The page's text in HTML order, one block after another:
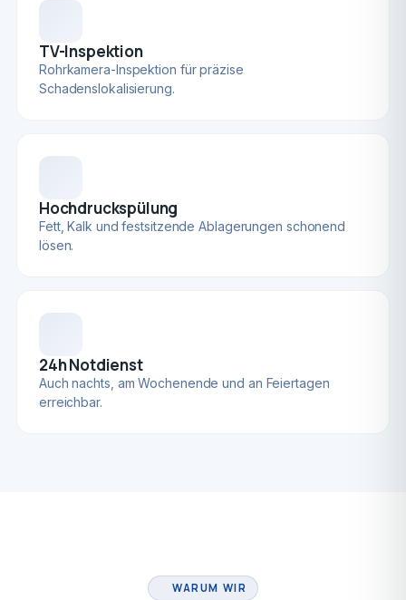
TV-Inspektion
Rohrkamera-Inspektion für präzise
Schadenslokalisierung.
Hochdruckspülung
Fett, Kalk und festsitzende Ablagerungen schonend
lösen.
24h Notdienst
Auch nachts, am Wochenende und an Feiertagen
erreichbar.
WARUM WIR